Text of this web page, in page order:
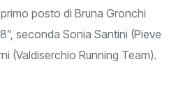
posto di Bruna Gronchi
seconda Sonia Santini (Pieve
(Valdiserchio Running Team).